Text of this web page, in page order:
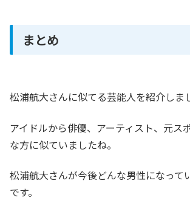
まとめ
松浦航大さんに似てる芸能人を紹介しま
アイドルから俳優、アーティスト、元ス
な方に似ていましたね。
松浦航大さんが今後どんな男性になって
です。